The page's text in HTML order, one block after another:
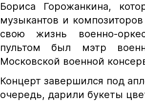
Бориса Горожанкина,
музыкантов и
свою жизнь военно-
пультом был мэтр
Московской военной
Концерт завершился под
очередь, дарили букеты